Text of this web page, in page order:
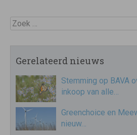
Zoek
Gerelateerd nieuws
Stemming op BAVA
inkoop van alle…
Greenchoice en
nieuw…